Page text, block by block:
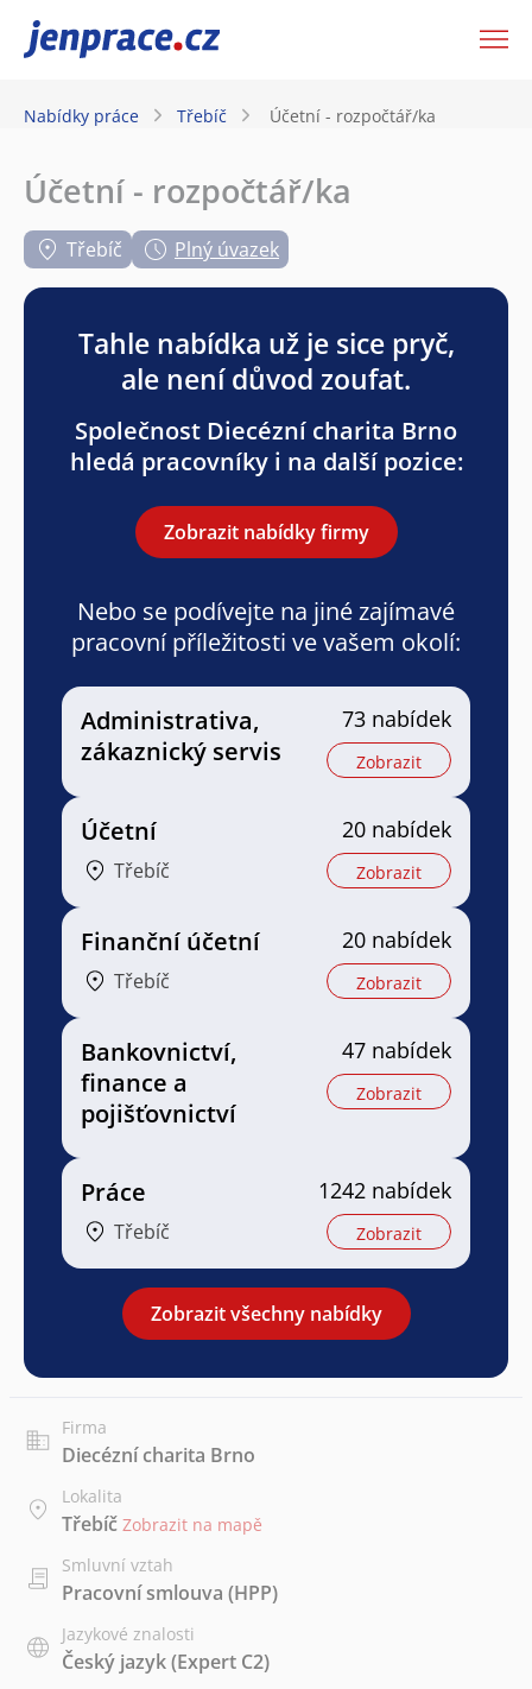
JenPráce.cz
Nabídky práce Třebíč Účetní - rozpočtář/ka
Účetní - rozpočtář/ka
Třebíč Plný úvazek
Tahle nabídka už je sice pryč,
ale není důvod zoufat.
Společnost Diecézní charita Brno
hledá pracovníky i na další pozice:
Zobrazit nabídky firmy
Nebo se podívejte na jiné zajímavé
pracovní příležitosti ve vašem okolí:
Administrativa,
zákaznický servis
73 nabídek
Zobrazit
Účetní
Třebíč
20 nabídek
Zobrazit
Finanční účetní
Třebíč
20 nabídek
Zobrazit
Bankovnictví,
finance a
pojišťovnictví
47 nabídek
Zobrazit
Práce
Třebíč
1242 nabídek
Zobrazit
Zobrazit všechny nabídky
Firma
Diecézní charita Brno
Lokalita
Třebíč Zobrazit na mapě
Smluvní vztah
Pracovní smlouva (HPP)
Jazykové znalosti
Český jazyk(Expert C2)